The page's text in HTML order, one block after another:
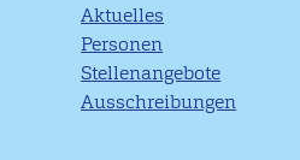
Aktuelles
Personen
Stellenangebote
Ausschreibungen